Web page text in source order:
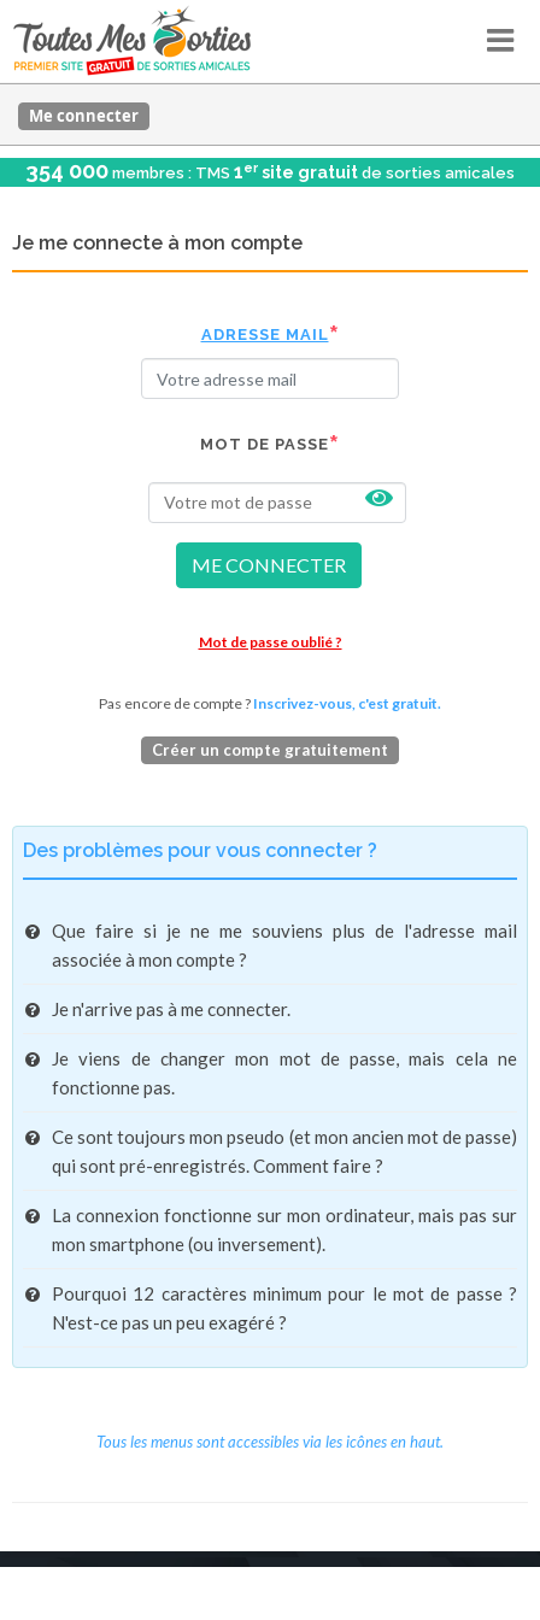
Me connecter
354 000 membres : TMS 1er site gratuit de sorties amicales
Je me connecte à mon compte
ADRESSE MAIL
MOT DE PASSE
ME CONNECTER
Mot de passe oublié ?
Pas encore de compte ? Inscrivez-vous, c'est gratuit.
Créer un compte gratuitement
Des problèmes pour vous connecter ?
Que faire si je ne me souviens plus de l'adresse mail
associée à mon compte ?
Je n'arrive pas à me connecter.
Je viens de changer mon mot de passe, mais cela ne
fonctionne pas.
Ce sont toujours mon pseudo (et mon ancien mot de passe)
qui sont pré-enregistrés. Comment faire ?
La connexion fonctionne sur mon ordinateur, mais pas sur
mon smartphone (ou inversement).
Pourquoi 12 caractères minimum pour le mot de passe ?
N'est-ce pas un peu exagéré ?
Tous les menus sont accessibles via les icônes en haut.